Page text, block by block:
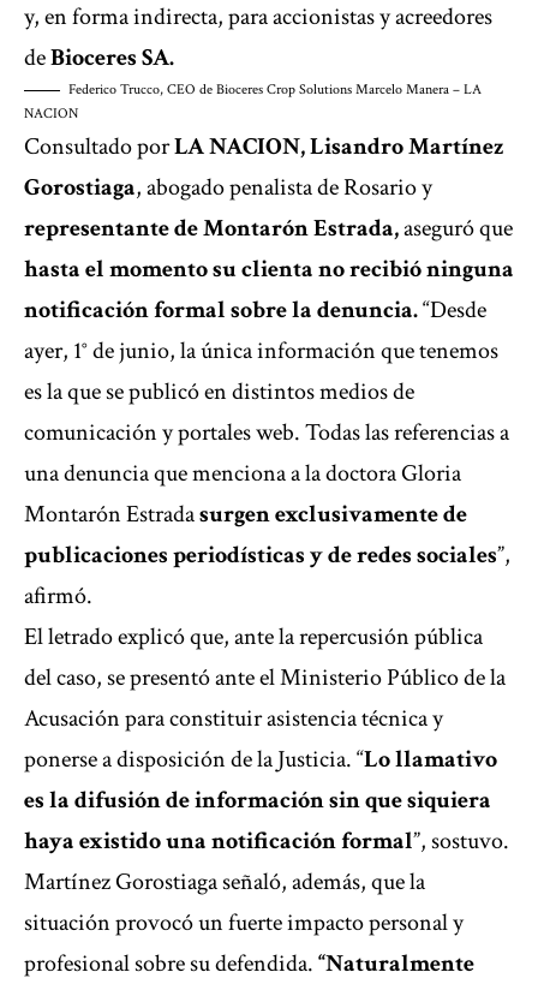
y, en forma indirecta, para accionistas y acreedores
deBioceres SA.
Federico Trucco, CEO de Bioceres Crop Solutions Marcelo Manera – LA
NACION
Consultado porLA NACION, Lisandro Martínez
Gorostiaga, abogado penalista de Rosario y
representante de Montarón Estrada,aseguró que
hasta el momento su clienta no recibió ninguna
notificación formal sobre la denuncia.“Desde
ayer, 1° de junio, la única información que tenemos
es la que se publicó en distintos medios de
comunicación y portales web. Todas las referencias a
una denuncia que menciona a la doctora Gloria
Montarón Estradasurgen exclusivamente de
publicaciones periodísticas y de redes sociales”,
afirmó.
El letrado explicó que, ante la repercusión pública
del caso, se presentó ante el Ministerio Público de la
Acusación para constituir asistencia técnica y
ponerse a disposición de la Justicia. “Lo llamativo
es la difusión de información sin que siquiera
haya existido una notificación formal”, sostuvo.
Martínez Gorostiaga señaló, además, que la
situación provocó un fuerte impacto personal y
profesional sobre su defendida.“Naturalmente